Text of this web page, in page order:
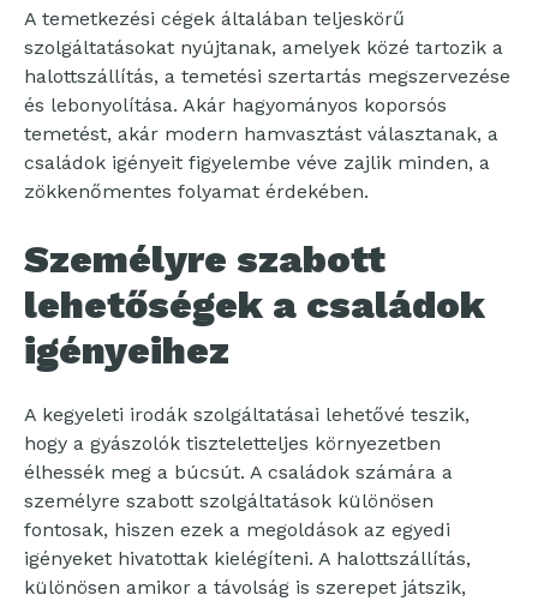
A temetkezési cégek általában teljeskörű
szolgáltatásokat nyújtanak, amelyek közé tartozik a
halottszállítás, a temetési szertartás megszervezése
és lebonyolítása. Akár hagyományos koporsós
temetést, akár modern hamvasztást választanak, a
családok igényeit figyelembe véve zajlik minden, a
zökkenőmentes folyamat érdekében.
Személyre szabott
lehetőségek a családok
igényeihez
A kegyeleti irodák szolgáltatásai lehetővé teszik,
hogy a gyászolók tiszteletteljes környezetben
élhessék meg a búcsút. A családok számára a
személyre szabott szolgáltatások különösen
fontosak, hiszen ezek a megoldások az egyedi
igényeket hivatottak kielégíteni. A halottszállítás,
különösen amikor a távolság is szerepet játszik,